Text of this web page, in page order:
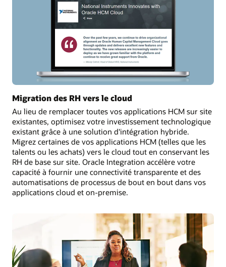
Migration des RH vers le cloud
Au lieu de remplacer toutes vos applications HCM sur site
existantes, optimisez votre investissement technologique
existant grâce à une solution d'intégration hybride.
Migrez certaines de vos applications HCM (telles que les
talents ou les achats) vers le cloud tout en conservant les
RH de base sur site. Oracle Integration accélère votre
capacité à fournir une connectivité transparente et des
automatisations de processus de bout en bout dans vos
applications cloud et on-premise.